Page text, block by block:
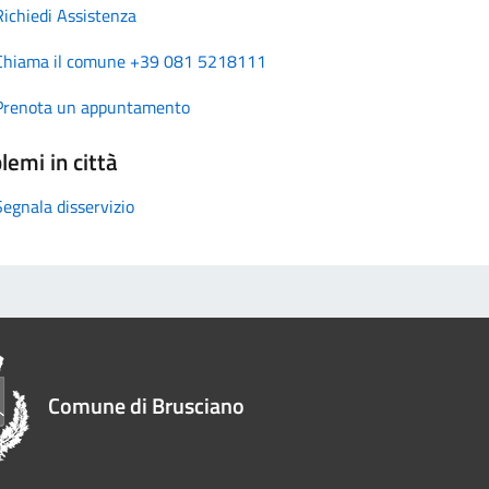
Assistenza
il comune +39 081 5218111
un appuntamento
in città
disservizio
Comune di Brusciano